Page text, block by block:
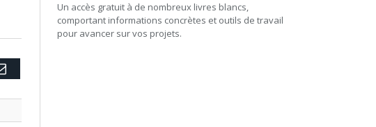
Email
Un accès gratuit à de nombreux livres blancs,
comportant informations concrètes et outils de travail
pour avancer sur vos projets.